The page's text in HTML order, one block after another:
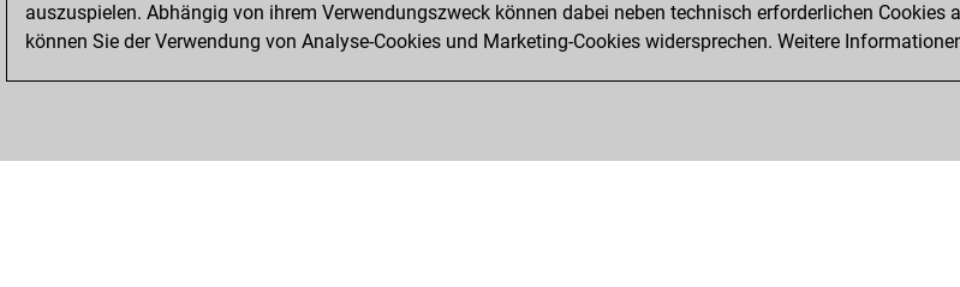
auszuspielen. Abhängig von ihrem Verwendungszweck können dabei neben technisch erforderlichen Cookies
können Sie der Verwendung von Analyse-Cookies und Marketing-Cookies widersprechen. Weitere